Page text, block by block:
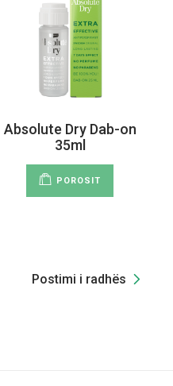
Absolute Dry Dab-on
35ml
POROSIT
Postimi i radhës